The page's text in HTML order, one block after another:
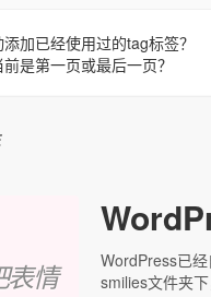
加已经使用过的tag标签？
是第一页或最后一页？
表情
WordPress已
smilies文件夹